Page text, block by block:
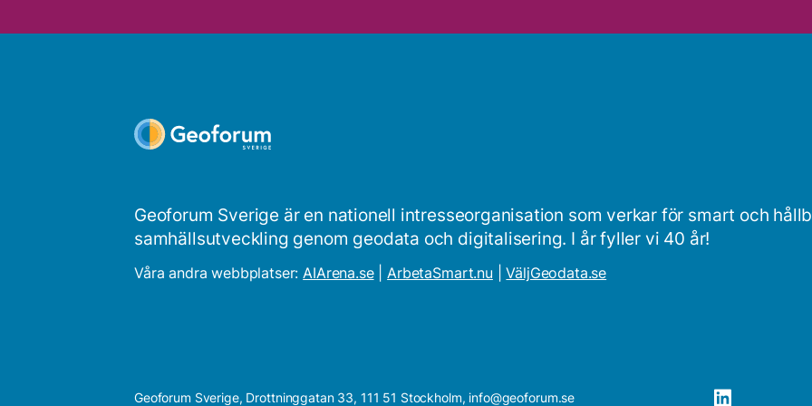
Geoforum Sverige är en nationell intresseorganisation som verkar för smart och
samhällsutveckling genom geodata och digitalisering. I år fyller vi 40 år!
Våra andra webbplatser:AIArena.se|ArbetaSmart.nu |VäljGeodata.se
Geoforum Sverige, Drottninggatan 33, 111 51 Stockholm, info@geoforum.se